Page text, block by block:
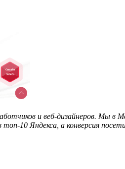
и веб-дизайнеров. Мы в
10 Яндекса, а конверсия